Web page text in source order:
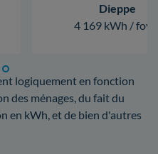
Dieppe
4 169 kWh /
logiquement en fonction
des ménages, du fait du
en kWh, et de bien d'autres